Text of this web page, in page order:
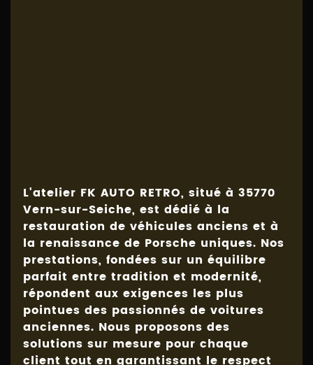
L'atelier FK AUTO RETRO, situé à 35770
Vern-sur-Seiche, est dédié à la
restauration de véhicules anciens et à
la renaissance de Porsche uniques. Nos
prestations, fondées sur un équilibre
parfait entre tradition et modernité,
répondent aux exigences les plus
pointues des passionnés de voitures
anciennes. Nous proposons des
solutions sur mesure pour chaque
client tout en garantissant le respect